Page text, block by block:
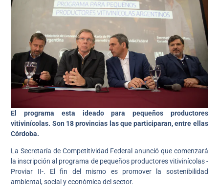
El programa esta ideado para pequeños productores
vitivinícolas. Son 18 provincias las que participaran, entre ellas
Córdoba.
La Secretaría de Competitividad Federal anunció que comenzará
la inscripción al programa de pequeños productores vitivinícolas -
Proviar II-. El fin del mismo es promover la sostenibilidad
ambiental, social y económica del sector.